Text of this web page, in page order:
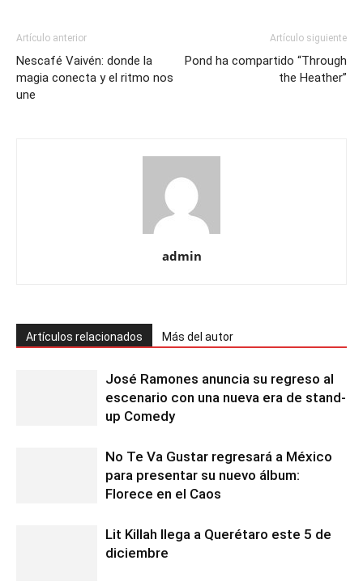
Artículo anterior
Nescafé Vaivén: donde la
magia conecta y el ritmo nos
une
Artículo siguiente
Pond ha compartido “Through
the Heather”
admin
Artículos relacionados Más del autor
José Ramones anuncia su regreso al
escenario con una nueva era de stand-
up Comedy
No Te Va Gustar regresará a México
para presentar su nuevo álbum:
Florece en el Caos
Lit Killah llega a Querétaro este 5 de
diciembre